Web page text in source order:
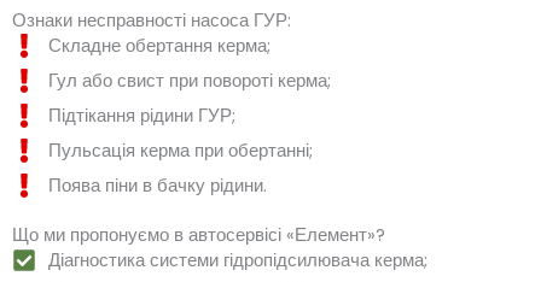
Ознаки несправності насоса ГУР:
Складне обертання керма;
Гул або свист при повороті керма;
Підтікання рідини ГУР;
Пульсація керма при обертанні;
Поява піни в бачку рідини.
Що ми пропонуємо в автосервісі «Елемент»?
Діагностика системи гідропідсилювача керма;